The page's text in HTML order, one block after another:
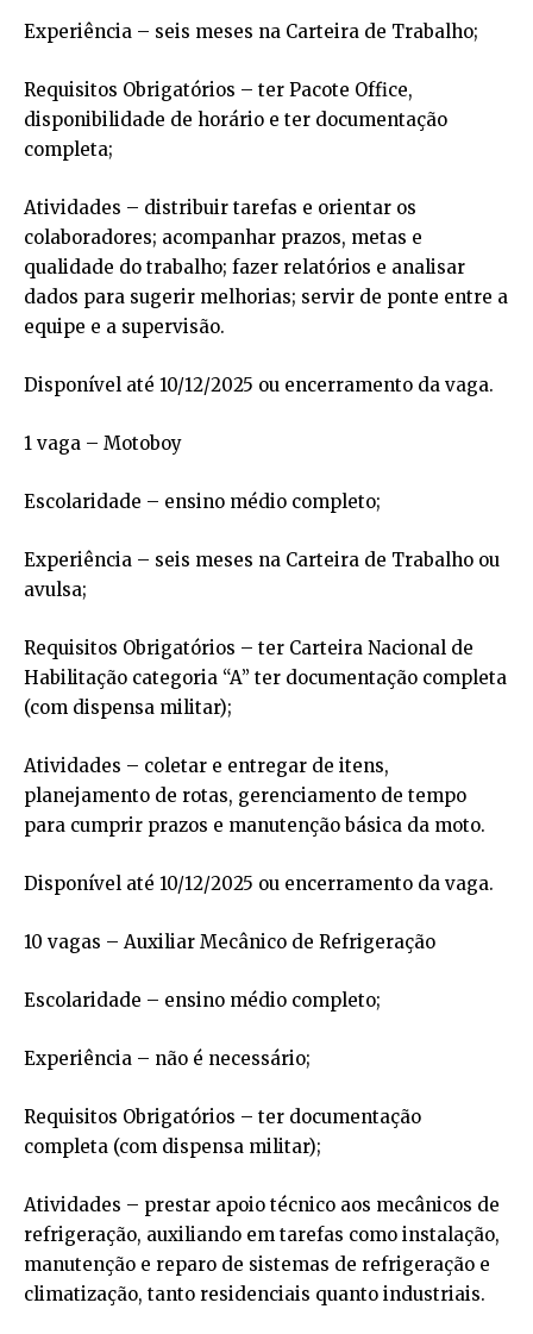
Experiência – seis meses na Carteira de Trabalho;
Requisitos Obrigatórios – ter Pacote Office,
disponibilidade de horário e ter documentação
completa;
Atividades – distribuir tarefas e orientar os
colaboradores; acompanhar prazos, metas e
qualidade do trabalho; fazer relatórios e analisar
dados para sugerir melhorias; servir de ponte entre a
equipe e a supervisão.
Disponível até 10/12/2025 ou encerramento da vaga.
1 vaga – Motoboy
Escolaridade – ensino médio completo;
Experiência – seis meses na Carteira de Trabalho ou
avulsa;
Requisitos Obrigatórios – ter Carteira Nacional de
Habilitação categoria “A” ter documentação completa
(com dispensa militar);
Atividades – coletar e entregar de itens,
planejamento de rotas, gerenciamento de tempo
para cumprir prazos e manutenção básica da moto.
Disponível até 10/12/2025 ou encerramento da vaga.
10 vagas – Auxiliar Mecânico de Refrigeração
Escolaridade – ensino médio completo;
Experiência – não é necessário;
Requisitos Obrigatórios – ter documentação
completa (com dispensa militar);
Atividades – prestar apoio técnico aos mecânicos de
refrigeração, auxiliando em tarefas como instalação,
manutenção e reparo de sistemas de refrigeração e
climatização, tanto residenciais quanto industriais.